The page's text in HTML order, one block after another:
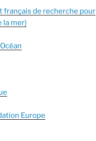
français de recherche pour
la mer)
Europe